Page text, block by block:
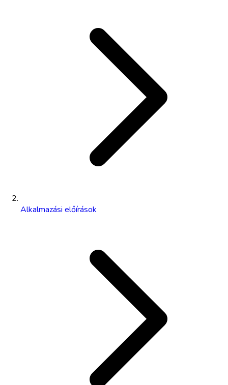
Alkalmazási előírások